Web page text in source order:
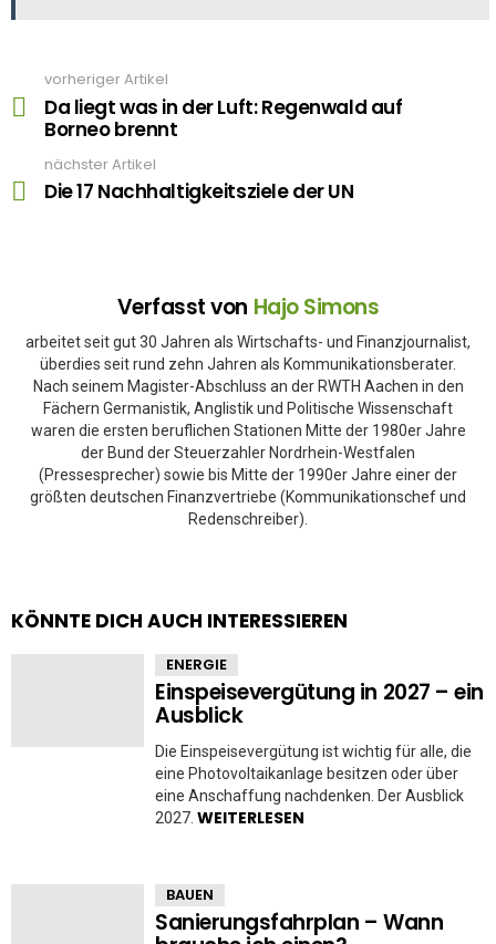
more
vorheriger Artikel
Da liegt was in der Luft: Regenwald auf
Borneo brennt
nächster Artikel
Die 17 Nachhaltigkeitsziele der UN
Verfasst von Hajo Simons
arbeitet seit gut 30 Jahren als Wirtschafts- und Finanzjournalist,
überdies seit rund zehn Jahren als Kommunikationsberater.
Nach seinem Magister-Abschluss an der RWTH Aachen in den
Fächern Germanistik, Anglistik und Politische Wissenschaft
waren die ersten beruflichen Stationen Mitte der 1980er Jahre
der Bund der Steuerzahler Nordrhein-Westfalen
(Pressesprecher) sowie bis Mitte der 1990er Jahre einer der
größten deutschen Finanzvertriebe (Kommunikationschef und
Redenschreiber).
KÖNNTE DICH AUCH INTERESSIEREN
ENERGIE
Einspeisevergütung in 2027 – ein
Ausblick
Die Einspeisevergütung ist wichtig für alle, die
eine Photovoltaikanlage besitzen oder über
eine Anschaffung nachdenken. Der Ausblick
2027. WEITERLESEN
BAUEN
Sanierungsfahrplan – Wann